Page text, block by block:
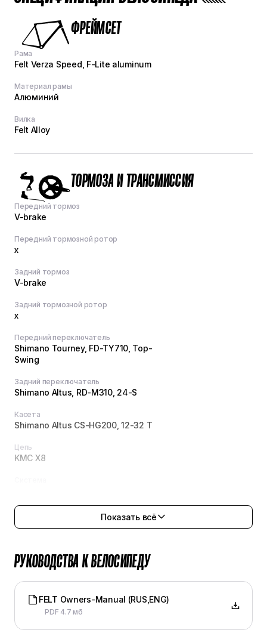
ФРЕЙМСЕТ
Рама
Felt Verza Speed, F-Lite aluminum
Материал рамы
Алюминий
Вилка
Felt Alloy
ТОРМОЗА И ТРАНСМИССИЯ
Передний тормоз
V-brake
Передний тормозной ротор
x
Задний тормоз
V-brake
Задний тормозной ротор
x
Передний переключатель
Shimano Tourney, FD-TY710, Top-
Swing
Задний переключатель
Shimano Altus, RD-M310, 24-S
Касета
Shimano Altus CS-HG200, 12-32 T
Цепь
KMC X8
Манетки
Shimano Acera ST-EF500
SR Suntour XCT SQS
КОЛЕСА
Показать всё
РУКОВОДСТВА К ВЕЛОСИПЕДУ
FELT Owners-Manual (RUS,ENG)
PDF 4.7 мб